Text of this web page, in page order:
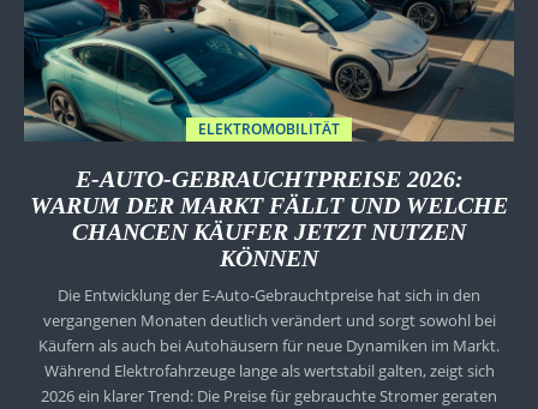
ELEKTROMOBILITÄT
E-AUTO-GEBRAUCHTPREISE 2026:
WARUM DER MARKT FÄLLT UND WELCHE
CHANCEN KÄUFER JETZT NUTZEN
KÖNNEN
Die Entwicklung der E-Auto-Gebrauchtpreise hat sich in den
vergangenen Monaten deutlich verändert und sorgt sowohl bei
Käufern als auch bei Autohäusern für neue Dynamiken im Markt.
Während Elektrofahrzeuge lange als wertstabil galten, zeigt sich
2026 ein klarer Trend: Die Preise für gebrauchte Stromer geraten